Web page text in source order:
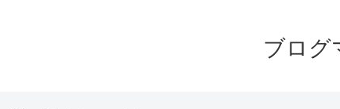
ブログ